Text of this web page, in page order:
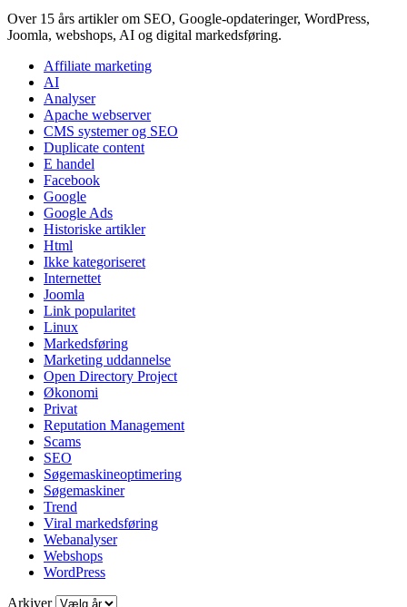
Over 15 års artikler om SEO, Google-opdateringer, WordPress,
Joomla, webshops, AI og digital markedsføring.
Affiliate marketing
AI
Analyser
Apache webserver
CMS systemer og SEO
Duplicate content
E handel
Facebook
Google
Google Ads
Historiske artikler
Html
Ikke kategoriseret
Internettet
Joomla
Link popularitet
Linux
Markedsføring
Marketing uddannelse
Open Directory Project
Økonomi
Privat
Reputation Management
Scams
SEO
Søgemaskineoptimering
Søgemaskiner
Trend
Viral markedsføring
Webanalyser
Webshops
WordPress
Arkiver